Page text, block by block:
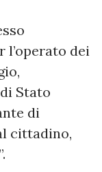
l’operato dei
Stato
di
cittadino,